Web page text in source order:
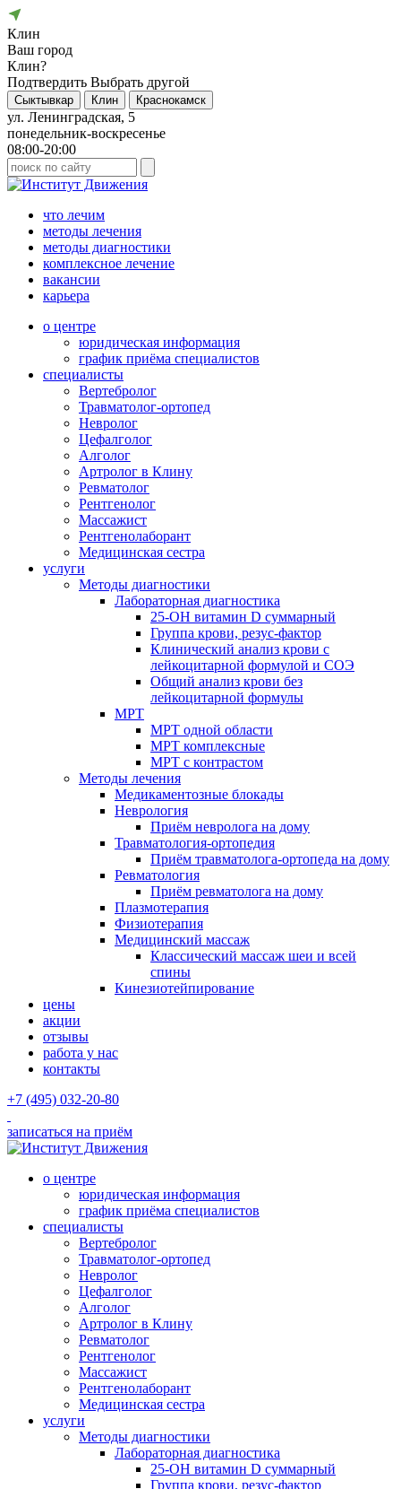
Клин
Ваш город
Клин?
Подтвердить Выбрать другой
Сыктывкар Клин Краснокамск
ул. Ленинградская, 5
понедельник-воскресенье
08:00-20:00
что лечим
методы лечения
методы диагностики
комплексное лечение
вакансии
карьера
о центре
юридическая информация
график приёма специалистов
специалисты
Вертебролог
Травматолог-ортопед
Невролог
Цефалголог
Алголог
Артролог в Клину
Ревматолог
Рентгенолог
Массажист
Рентгенолаборант
Медицинская сестра
услуги
Методы диагностики
Лабораторная диагностика
25-OH витамин D суммарный
Группа крови, резус-фактор
Клинический анализ крови с
лейкоцитарной формулой и СОЭ
Общий анализ крови без
лейкоцитарной формулы
МРТ
МРТ одной области
МРТ комплексные
МРТ с контрастом
Методы лечения
Медикаментозные блокады
Неврология
Приём невролога на дому
Травматология-ортопедия
Приём травматолога-ортопеда на дому
Ревматология
Приём ревматолога на дому
Плазмотерапия
Физиотерапия
Медицинский массаж
Классический массаж шеи и всей
спины
Кинезиотейпирование
цены
акции
отзывы
работа у нас
контакты
+7 (495) 032-20-80
записаться на приём
о центре
юридическая информация
график приёма специалистов
специалисты
Вертебролог
Травматолог-ортопед
Невролог
Цефалголог
Алголог
Артролог в Клину
Ревматолог
Рентгенолог
Массажист
Рентгенолаборант
Медицинская сестра
услуги
Методы диагностики
Лабораторная диагностика
25-OH витамин D суммарный
Группа крови, резус-фактор